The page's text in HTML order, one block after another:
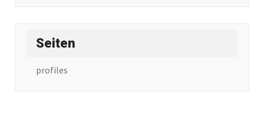
Seiten
profiles